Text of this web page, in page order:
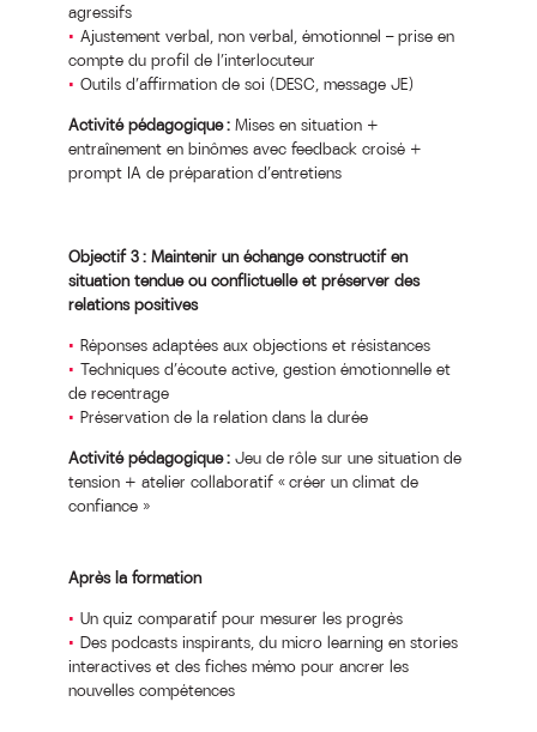
agressifs
Ajustement verbal, non verbal, émotionnel — prise en
compte du profil de l’interlocuteur
Outils d’affirmation de soi (DESC, message JE)
Activité pédagogique : Mises en situation +
entraînement en binômes avec feedback croisé +
prompt IA de préparation d’entretiens
Objectif 3 : Maintenir un échange constructif en
situation tendue ou conflictuelle et préserver des
relations positives
Réponses adaptées aux objections et résistances
Techniques d’écoute active, gestion émotionnelle et
de recentrage
Préservation de la relation dans la durée
Activité pédagogique : Jeu de rôle sur une situation de
tension + atelier collaboratif « créer un climat de
confiance »
Après la formation
Un quiz comparatif pour mesurer les progrès
Des podcasts inspirants, du micro learning en stories
interactives et des fiches mémo pour ancrer les
nouvelles compétences